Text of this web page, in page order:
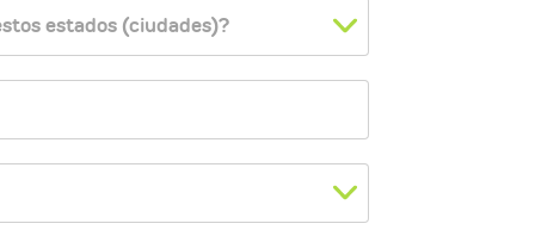
estados (ciudades)?